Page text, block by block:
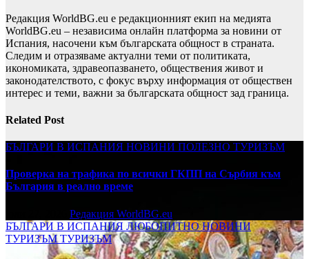
Редакция WorldBG.eu е редакционният екип на медията
WorldBG.eu – независима онлайн платформа за новини от
Испания, насочени към българската общност в страната.
Следим и отразяваме актуални теми от политиката,
икономиката, здравеопазването, обществения живот и
законодателството, с фокус върху информация от обществен
интерес и теми, важни за българската общност зад граница.
Related Post
БЪЛГАРИ В ИСПАНИЯ НОВИНИ ПОЛЕЗНО ТУРИЗЪМ
Проверка на трафика по всички ГКПП на Сърбия към
България в реално време
Редакция WorldBG.eu
БЪЛГАРИ В ИСПАНИЯ ЛЮБОПИТНОНОВИНИ
ТУРИЗЪМТУРИЗЪМ